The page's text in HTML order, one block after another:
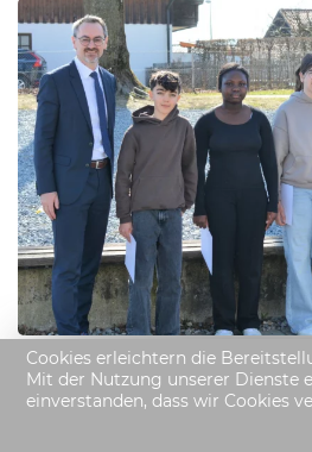
Cookies erleichtern die
Mit der Nutzung unserer Dienste
einverstanden, dass wir Cookies